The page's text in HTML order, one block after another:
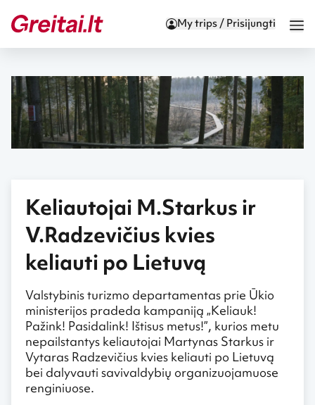
My trips / Prisijungti
Keliautojai M.Starkus ir
V.Radzevičius kvies
keliauti po Lietuvą
Valstybinis turizmo departamentas prie Ūkio
ministerijos pradeda kampaniją „Keliauk!
Pažink! Pasidalink! Ištisus metus!”, kurios metu
nepailstantys keliautojai Martynas Starkus ir
Vytaras Radzevičius kvies keliauti po Lietuvą
bei dalyvauti savivaldybių organizuojamuose
renginiuose.